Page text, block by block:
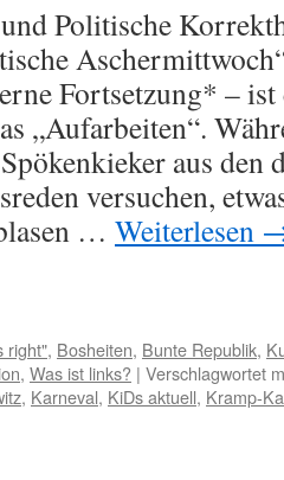
Politische
Fortsetzung* – ist
„Aufarbeiten“.
aus den
versuchen,
… Weiterlesen
right", Bosheiten, Bunte Republik,
, Was ist links? | Verschlagwortet
, Karneval, KiDs aktuell, Kramp-